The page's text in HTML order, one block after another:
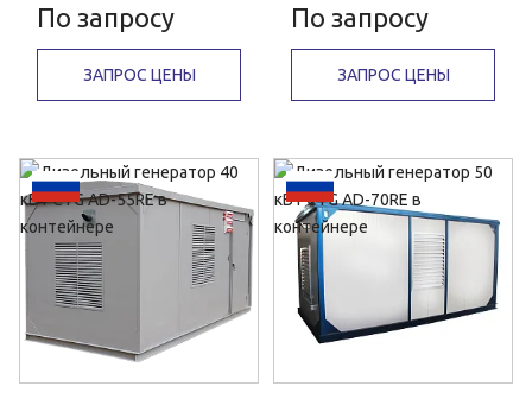
По запросу
ЗАПРОС ЦЕНЫ
По запросу
ЗАПРОС ЦЕНЫ